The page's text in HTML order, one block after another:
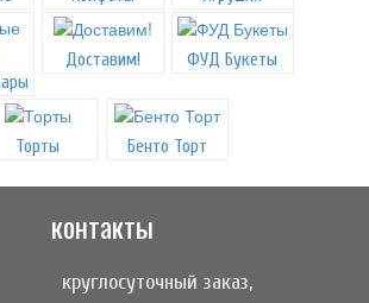
Доставим! ФУД Букеты
Торты Бенто Торт
контакты
круглосуточный заказ,